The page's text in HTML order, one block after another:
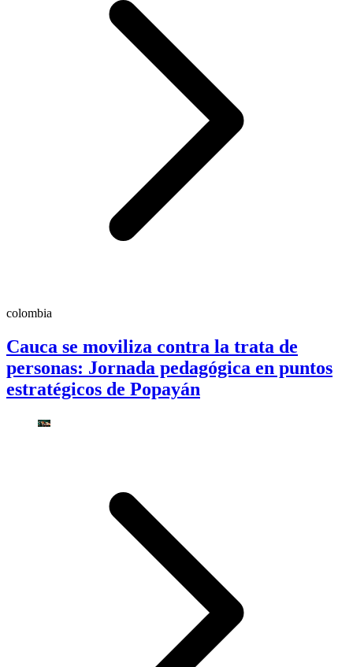
colombia
Cauca se moviliza contra la trata de
personas: Jornada pedagógica en puntos
estratégicos de Popayán